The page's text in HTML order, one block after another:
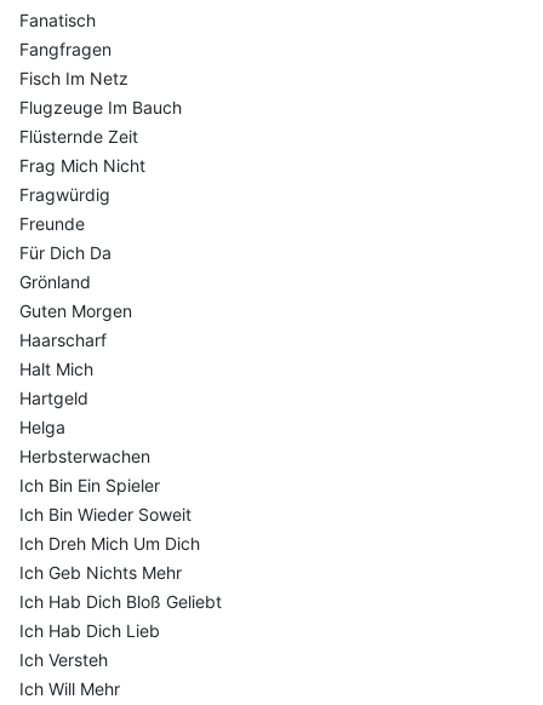
Fanatisch
Fangfragen
Fisch Im Netz
Flugzeuge Im Bauch
Flüsternde Zeit
Frag Mich Nicht
Fragwürdig
Freunde
Für Dich Da
Grönland
Guten Morgen
Haarscharf
Halt Mich
Hartgeld
Helga
Herbsterwachen
Ich Bin Ein Spieler
Ich Bin Wieder Soweit
Ich Dreh Mich Um Dich
Ich Geb Nichts Mehr
Ich Hab Dich Bloß Geliebt
Ich Hab Dich Lieb
Ich Versteh
Ich Will Mehr